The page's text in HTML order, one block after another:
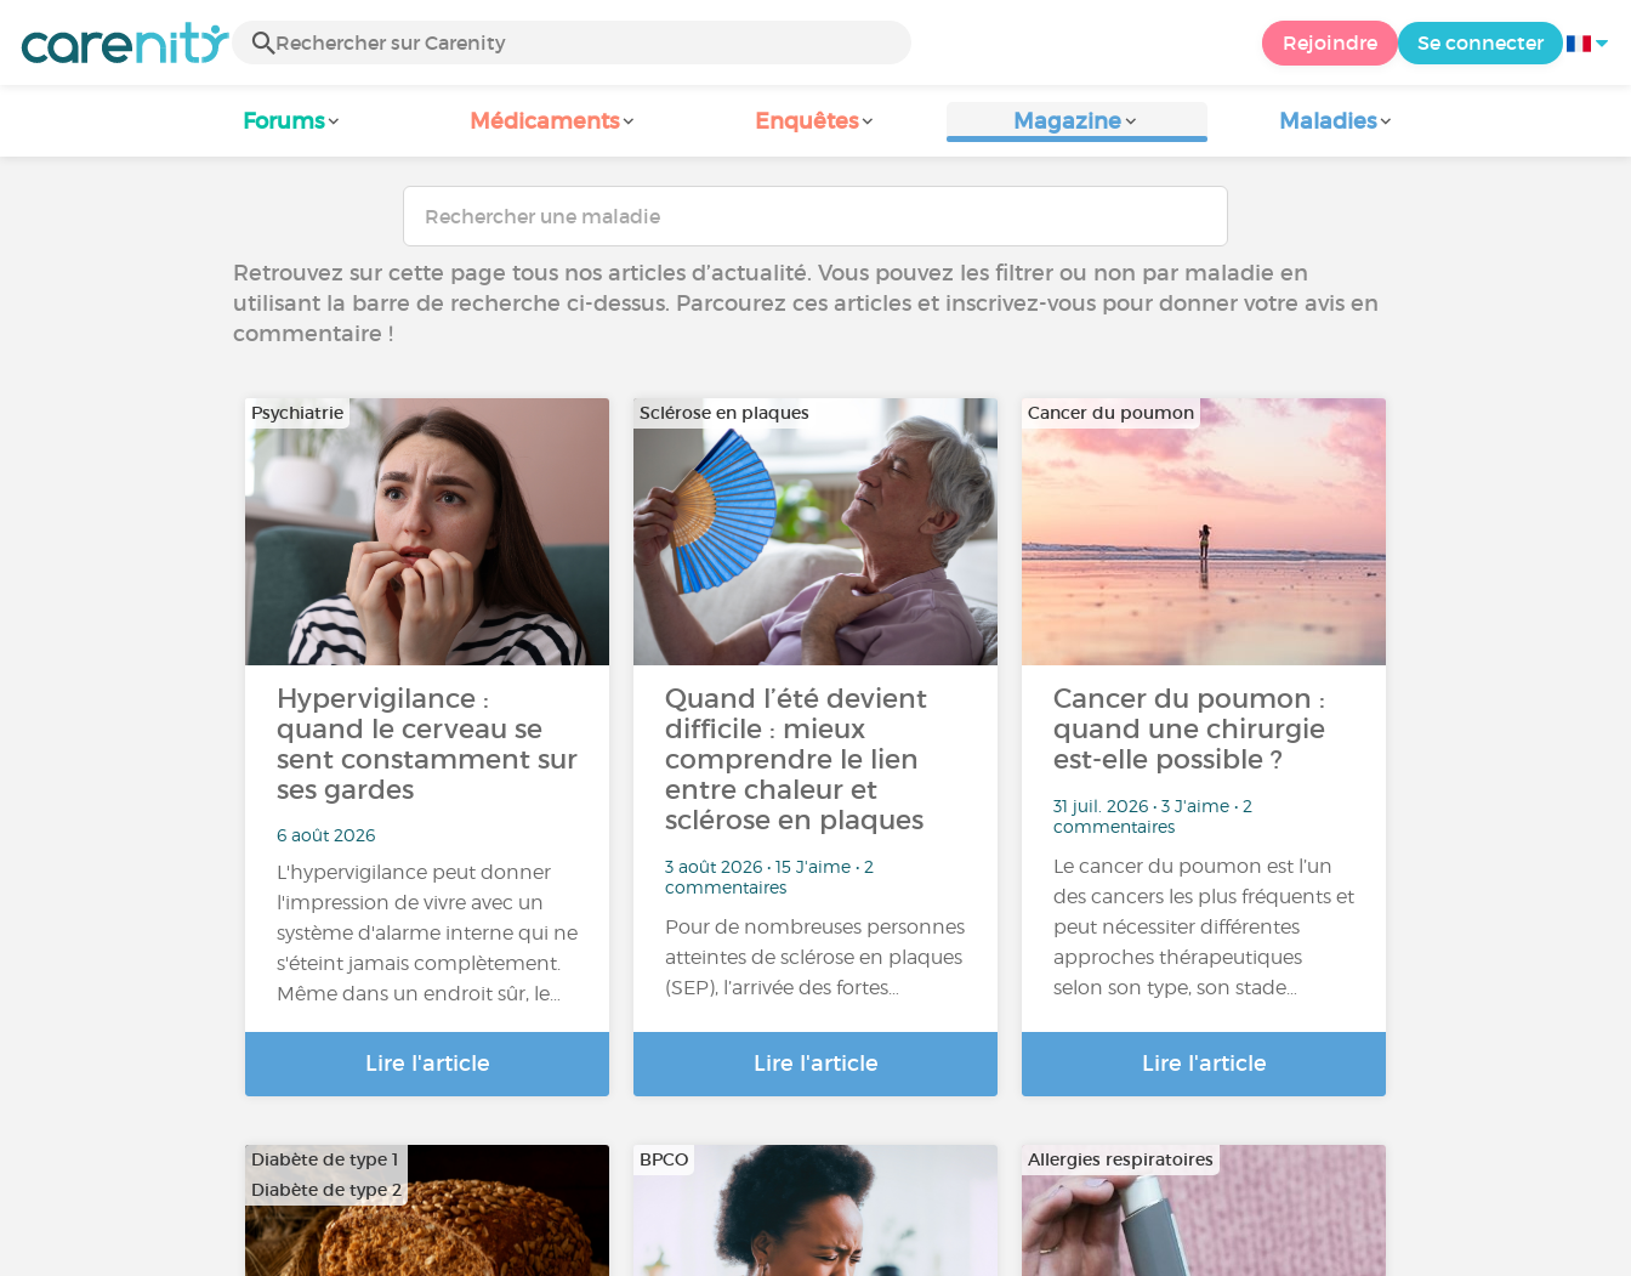
Rejoindre Se connecter
Forums Médicaments Enquêtes Magazine Maladies
Retrouvez sur cette page tous nos articles d’actualité. Vous pouvez les filtrer ou non par maladie en
utilisant la barre de recherche ci-dessus. Parcourez ces articles et inscrivez-vous pour donner votre avis en
commentaire !
Psychiatrie
Hypervigilance :
quand le cerveau se
sent constamment sur
ses gardes
6 août 2026
L'hypervigilance peut donner
l'impression de vivre avec un
système d'alarme interne qui ne
s'éteint jamais complètement.
Même dans un endroit sûr, le…
Lire l'article
Sclérose en plaques
Quand l’été devient
difficile : mieux
comprendre le lien
entre chaleur et
sclérose en plaques
3 août 2026 • 15 J'aime • 2
commentaires
Pour de nombreuses personnes
atteintes de sclérose en plaques
(SEP), l’arrivée des fortes…
Lire l'article
Cancer du poumon
Cancer du poumon :
quand une chirurgie
est-elle possible ?
31 juil. 2026 • 3 J'aime • 2
commentaires
Le cancer du poumon est l’un
des cancers les plus fréquents et
peut nécessiter différentes
approches thérapeutiques
selon son type, son stade…
Lire l'article
Diabète de type 1
Diabète de type 2
BPCO Allergies respiratoires